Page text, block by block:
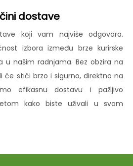
dostave
koji vam najviše odgovara.
izbora između brze kurirske
u našim radnjama. Bez obzira na
će stići brzo i sigurno, direktno na
efikasnu dostavu i pažljivo
kako biste uživali u svom